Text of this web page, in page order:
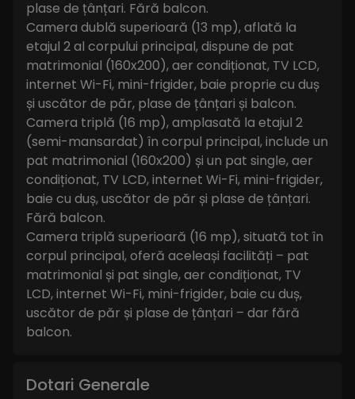
plase de țânțari. Fără balcon.
Camera dublă superioară (13 mp), aflată la
etajul 2 al corpului principal, dispune de pat
matrimonial (160x200), aer condiționat, TV LCD,
internet Wi-Fi, mini-frigider, baie proprie cu duș
și uscător de păr, plase de țânțari și balcon.
Camera triplă (16 mp), amplasată la etajul 2
(semi-mansardat) în corpul principal, include un
pat matrimonial (160x200) și un pat single, aer
condiționat, TV LCD, internet Wi-Fi, mini-frigider,
baie cu duș, uscător de păr și plase de țânțari.
Fără balcon.
Camera triplă superioară (16 mp), situată tot în
corpul principal, oferă aceleași facilități – pat
matrimonial și pat single, aer condiționat, TV
LCD, internet Wi-Fi, mini-frigider, baie cu duș,
uscător de păr și plase de țânțari – dar fără
balcon.
Dotari Generale